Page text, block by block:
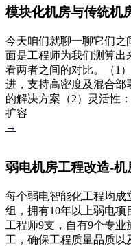
模块化机房与传统机
今天咱们就聊一聊它们之
面是工程师为我们测算出
看两者之间的对比。（1
进，支持高密度及混合部
的解决方案（2）灵活性
扩容
→
弱电机房工程改造-
每个弱电智能化工程均成
组，拥有10年以上弱电项
工程师9支，自有9个专
工，确保工程质量品质以